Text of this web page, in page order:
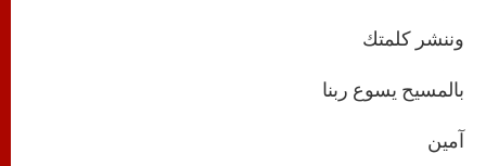
وننشر كلمتك
بالمسيح يسوع ربنا
آمين